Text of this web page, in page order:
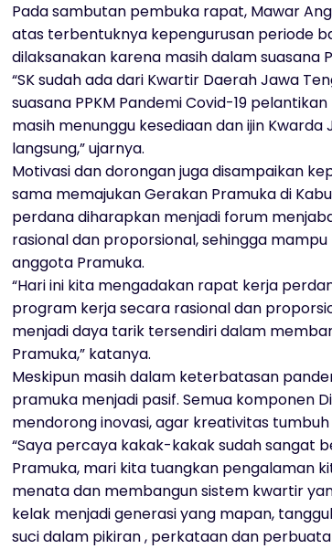
Pada sambutan pembuka rapat, Mawar
atas terbentuknya kepengurusan periode
dilaksanakan karena masih dalam suasana
“SK sudah ada dari Kwartir Daerah Jawa
suasana PPKM Pandemi Covid-19
masih menunggu kesediaan dan ijin
langsung,” ujarnya.
Motivasi dan dorongan juga disampaikan
sama memajukan Gerakan Pramuka di
perdana diharapkan menjadi forum
rasional dan proporsional, sehingga
anggota Pramuka.
“Hari ini kita mengadakan rapat kerja
program kerja secara rasional dan
menjadi daya tarik tersendiri dalam
Pramuka,” katanya.
Meskipun masih dalam keterbatasan
pramuka menjadi pasif. Semua komponen
mendorong inovasi, agar kreativitas tumbuh
“Saya percaya kakak-kakak sudah sangat
Pramuka, mari kita tuangkan pengalaman
menata dan membangun sistem kwartir
kelak menjadi generasi yang mapan,
suci dalam pikiran , perkataan dan